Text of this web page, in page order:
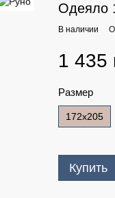
Одеяло
В наличии
1 435
Размер
172x205
Купить